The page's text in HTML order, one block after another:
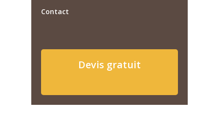
Contact
Devis gratuit